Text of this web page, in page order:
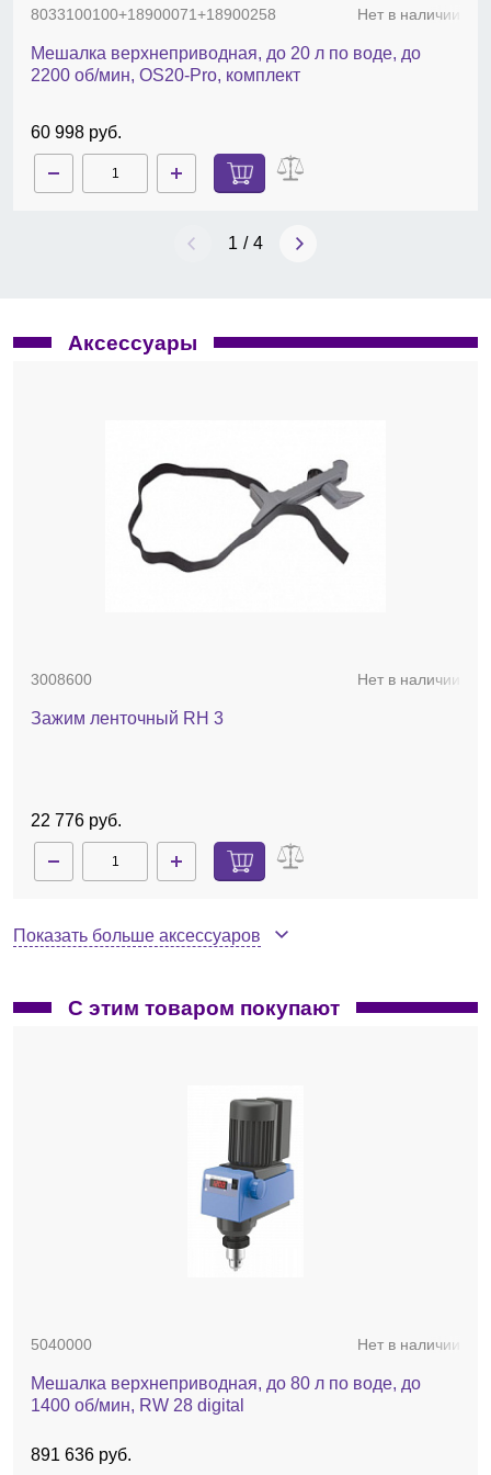
8033100100+18900071+18900258 Нет в наличии
Мешалка верхнеприводная, до 20 л по воде, до
2200 об/мин, OS20-Pro, комплект
60 998 руб.
1 / 4
Аксессуары
3008600 Нет в наличии
Зажим ленточный RH 3
22 776 руб.
Показать больше аксессуаров
С этим товаром покупают
5040000 Нет в наличии
Мешалка верхнеприводная, до 80 л по воде, до
1400 об/мин, RW 28 digital
891 636 руб.